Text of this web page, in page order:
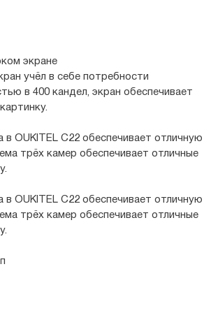
экране
учёл в себе потребности
в 400 кандел, экран обеспечивает
в OUKITEL C22 обеспечивает отличную
трёх камер обеспечивает отличные
в OUKITEL C22 обеспечивает отличную
трёх камер обеспечивает отличные